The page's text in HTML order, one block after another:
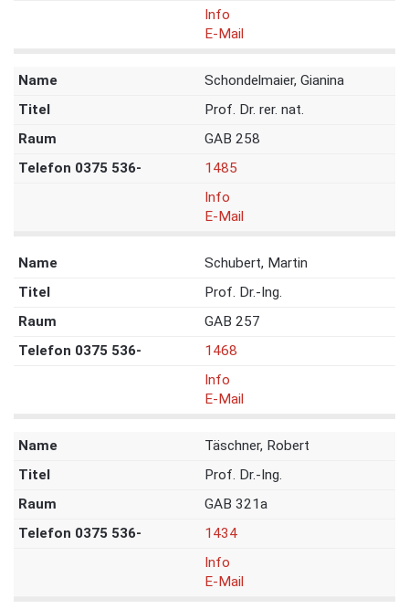
Info
E-Mail
Schondelmaier, Gianina
Prof. Dr. rer. nat.
GAB 258
1485
Info
E-Mail
Schubert, Martin
Prof. Dr.-Ing.
GAB 257
1468
Info
E-Mail
Täschner, Robert
Prof. Dr.-Ing.
GAB 321a
1434
Info
E-Mail